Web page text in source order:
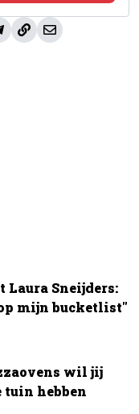
Laura Sneijders:
mijn bucketlist"
wil jij
tuin hebben